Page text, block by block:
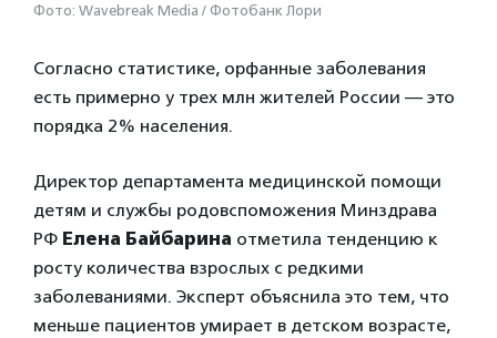
Фото: Wavebreak Media / Фотобанк Лори
Согласно статистике, орфанные заболевания
есть примерно у трех млн жителей России — это
порядка 2% населения.
Директор департамента медицинской помощи
детям и службы родовспоможения Минздрава
РФ Елена Байбарина отметила тенденцию к
росту количества взрослых с редкими
заболеваниями. Эксперт объяснила это тем, что
меньше пациентов умирает в детском возрасте,